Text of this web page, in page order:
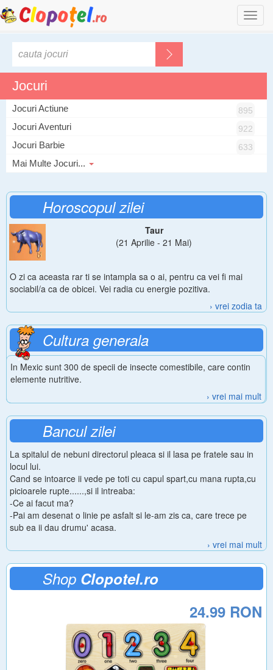
Jocuri
Jocuri Actiune 895
Jocuri Aventuri 922
Jocuri Barbie 633
Mai Multe Jocuri...
Horoscopul zilei
Taur
(21 Aprilie - 21 Mai)
O zi ca aceasta rar ti se intampla sa o ai, pentru ca vei fi mai
sociabil/a ca de obicei. Vei radia cu energie pozitiva.
› vrei zodia ta
Cultura generala
In Mexic sunt 300 de specii de insecte comestibile, care contin
elemente nutritive.
› vrei mai mult
Bancul zilei
La spitalul de nebuni directorul pleaca si il lasa pe fratele sau in
locul lui.
Cand se intoarce ii vede pe toti cu capul spart,cu mana rupta,cu
picioarele rupte......,si il intreaba:
-Ce ai facut ma?
-Pai am desenat o linie pe asfalt si le-am zis ca, care trece pe
sub ea ii dau drumu' acasa.
› vrei mai mult
Shop Clopotel.ro
24.99 RON